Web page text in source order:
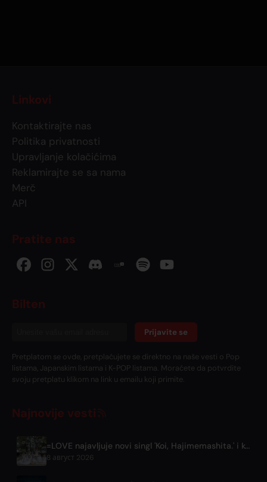
Linkovi
Kontaktirajte nas
Politika privatnosti
Upravljanje kolačićima
Reklamirajte se sa nama
Merč
API
Pratite nas
Bilten
Prijavite se
Pretplatom se ovde, pretplaćujete se direktno na naše vesti o Pop
listama, Japanskim listama i K-POP listama. Moraćete da potvrdite
svoju pretplatu klikom na link u emailu koji primite.
Najnovije vesti
=LOVE najavljuje novi singl 'Koi, Hajimemashita.' i koncerte u Tokio Domu
8 август 2026